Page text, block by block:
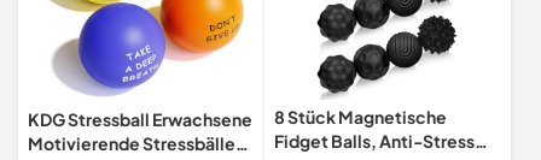
KDG Stressball Erwachsene
Motivierende Stressbälle
8 Stück Magnetische
Fidget Balls, Anti-Stress